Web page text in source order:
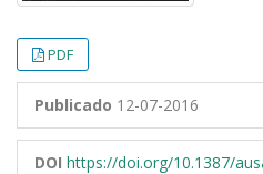
PDF
Publicado 12-07-2016
DOI https://doi.org/10.1387/